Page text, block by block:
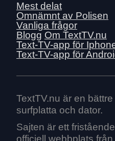
Tis 23 juni
Mån 22 juni
Sön 21 juni
Lör 20 juni
Ons 17 juni
Tis 16 juni
Mån 15 juni
Mest delat
Omnämnt av Polisen
Vanliga frågor
Blogg Om TextTV.nu
Text-TV-app för
Text-TV-app för
TextTV.nu är en
surfplatta och dator.
Sajten är ett
officiell webbplats från